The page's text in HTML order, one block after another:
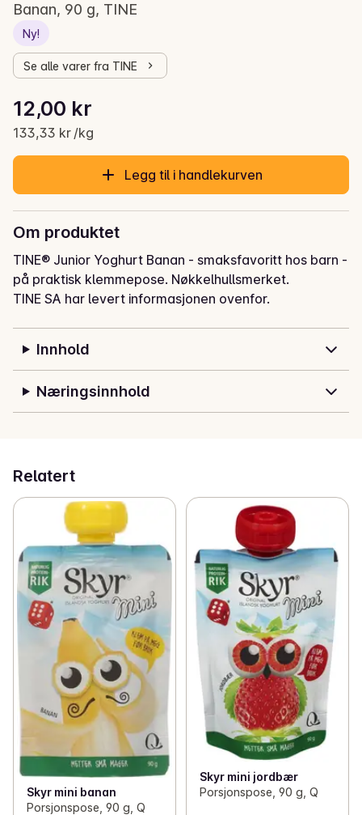
Banan, 90 g, TINE
Ny!
Se alle varer fra TINE
Gjeldende pris er: 12,00 kr
12,00 kr
133,33 kr /kg
Stykkpris: 133,33 kr /kg
Legg til i handlekurven
Om produktet
TINE® Junior Yoghurt Banan - smaksfavoritt hos barn -
på praktisk klemmepose. Nøkkelhullsmerket.
TINE SA har levert informasjonen ovenfor.
Innhold
Næringsinnhold
Relatert
Skyr mini banan
Porsjonspose, 90 g, Q
Skyr mini jordbær
Porsjonspose, 90 g, Q